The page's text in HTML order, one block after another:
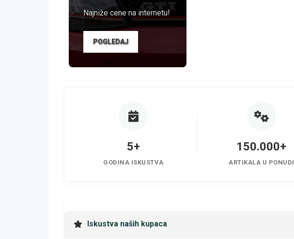
Najniže cene na internetu!
POGLEDAJ
5+
GODINA ISKUSTVA
150.000+
ARTIKALA U PONUDI
Iskustva naših kupaca